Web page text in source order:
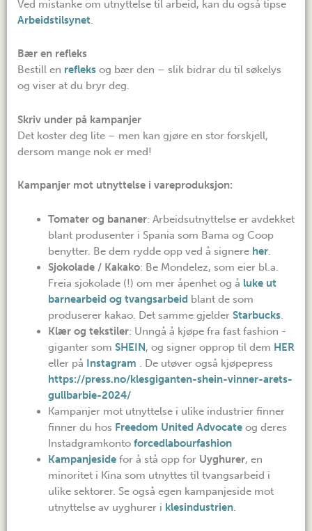
Ved mistanke om utnyttelse til arbeid, kan du også tipse
Arbeidstilsynet
Bær en refleks
Bestill en refleks og bær den – slik bidrar du til søkelys
og viser at du bryr deg.
Skriv under på kampanjer
Det koster deg lite – men kan gjøre en stor forskjell,
dersom mange nok er med!
Kampanjer mot utnyttelse i vareproduksjon:
Tomater og bananer: Arbeidsutnyttelse er avdekket
blant produsenter i Spania som Bama og Coop
benytter. Be dem rydde opp ved å signere her.
Sjokolade / Kakako: Be Mondelez, som eier bl.a.
Freia sjokolade (!) om mer åpenhet og å luke ut
barnearbeid og tvangsarbeid blant de som
produserer kakao. Det samme gjelder Starbucks.
Klær og tekstiler: Unngå å kjøpe fra fast fashion -
giganter som SHEIN, og signer opprop til dem HER
eller på Instagram . De utøver også kjøpepress
https://press.no/klesgiganten-shein-vinner-arets-
gullbarbie-2024/
Kampanjer mot utnyttelse i ulike industrier finner
finner du hos Freedom United Advocateog deres
Instadgramkonto forcedlabourfashion
Kampanjeside for å stå opp for Uyghurer, en
minoritet i Kina som utnyttes til tvangsarbeid i
ulike sektorer. Se også egen kampanjeside mot
utnyttelse av uyghurer i klesindustrien.